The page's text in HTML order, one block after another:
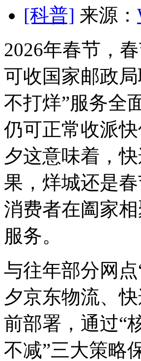
[科普] 来源：
2026年春节，
可收国家邮政
不打烊”服务全
仍可正常收派
夕这意味着，
果，烊城还是
消费者在阖家
服务。
与往年部分网
夕京东物流、
前部署，通过“
不减”三大策略